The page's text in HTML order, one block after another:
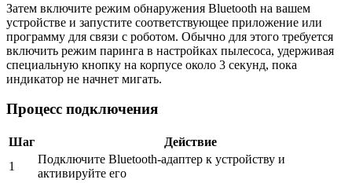
Затем включите режим обнаружения Bluetooth на вашем
устройстве и запустите соответствующее приложение или
программу для связи с роботом. Обычно для этого требуется
включить режим паринга в настройках пылесоса, удерживая
специальную кнопку на корпусе около 3 секунд, пока
индикатор не начнет мигать.
Процесс подключения
Шаг
Действие
1
Подключите Bluetooth-адаптер к устройству и
активируйте его